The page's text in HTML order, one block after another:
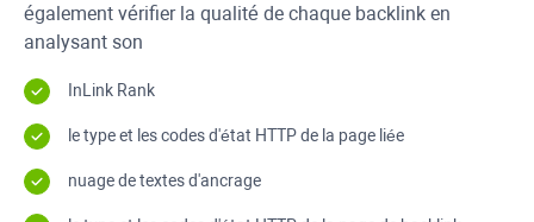
également vérifier la qualité de chaque backlink en
analysant son
InLink Rank
le type et les codes d'état HTTPde la page liée
nuage de textes d'ancrage